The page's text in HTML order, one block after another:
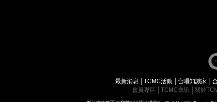
最新消息 │TCMC活動 │合唱知識家 │
會員專區
TCMC會訊 關於